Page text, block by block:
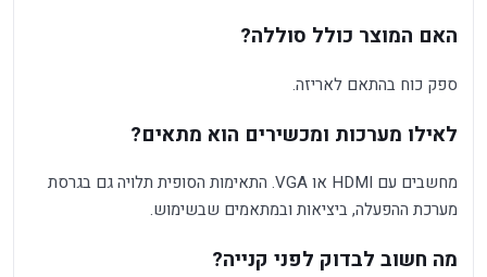
האם המוצר כולל סוללה?
ספק כוח בהתאם לאריזה.
לאילו מערכות ומכשירים הוא מתאים?
מחשבים עם HDMI או VGA. התאימות הסופית תלויה גם בגרסת
מערכת ההפעלה, ביציאות ובמתאמים שבשימוש.
מה חשוב לבדוק לפני קנייה?